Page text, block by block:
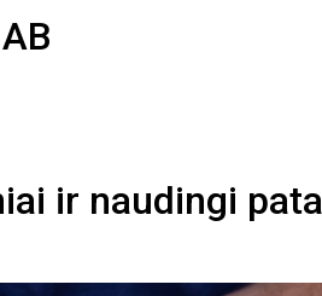
ir naudingi